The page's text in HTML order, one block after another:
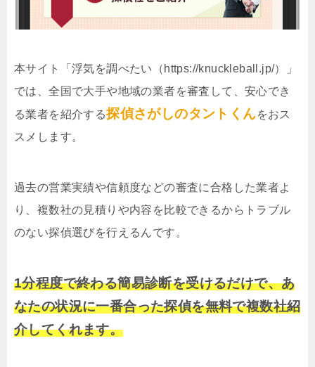
本サイト「浮気を調べたい（https://knuckleball.jp/）」
では、全国で大手や地域の業者を審査して、安心でき
る業者を紹介する探偵さがしのタントくんをおス
スメします。
過去の営業実績や信頼度などの審査に合格した業者よ
り、複数社の見積りや内容を比較できるからトラブル
のない探偵選びを行えるんです。
1分程度で終わる簡易診断を受けるだけで、あ
なたの状況に一番合った探偵を無料で複数社紹
介してくれます。